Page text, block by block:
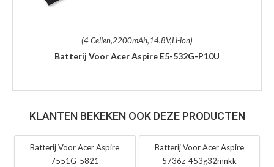
(4 Cellen,2200mAh,14.8V,Li-ion)
Batterij Voor Acer Aspire E5-532G-P10U
KLANTEN BEKEKEN OOK DEZE PRODUCTEN
Batterij Voor Acer Aspire
7551G-5821
Batterij Voor Acer Aspire
5736z-453g32mnkk